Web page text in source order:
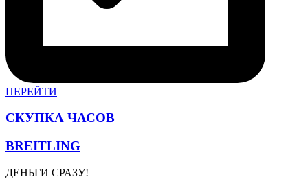
ПЕРЕЙТИ
СКУПКА ЧАСОВ
BREITLING
ДЕНЬГИ СРАЗУ!